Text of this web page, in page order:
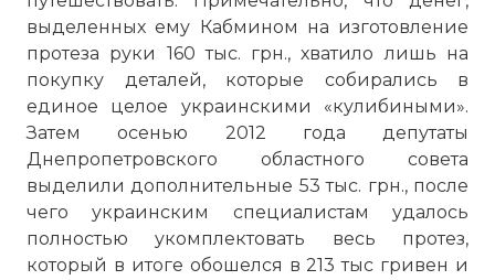
выделенных ему Кабмином на изготовление
протеза руки 160 тыс. грн., хватило лишь на
покупку деталей, которые собирались в
единое целое украинскими «кулибиными».
Затем осенью 2012 года депутаты
Днепропетровского областного совета
выделили дополнительные 53 тыс. грн., после
чего украинским специалистам удалось
полностью укомплектовать весь протез,
который в итоге обошелся в 213 тыс гривен и